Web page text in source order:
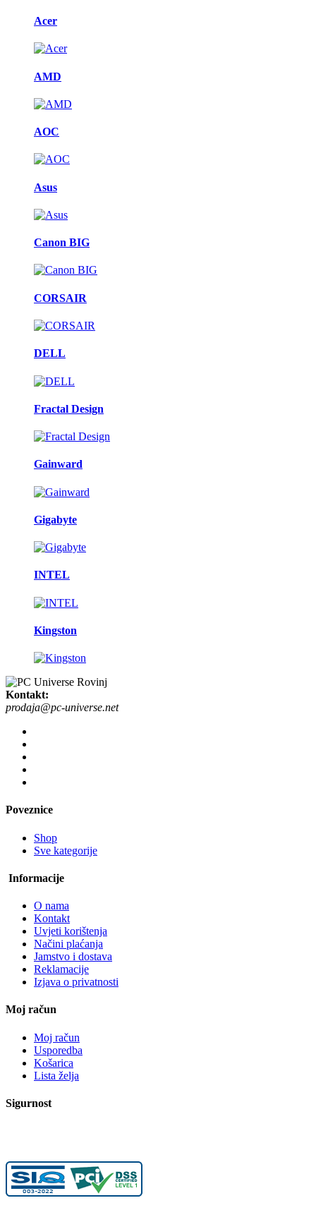
Acer
AMD
AOC
Asus
Canon BIG
CORSAIR
DELL
Fractal Design
Gainward
Gigabyte
INTEL
Kingston
Kontakt:
prodaja@pc-universe.net
Poveznice
Shop
Sve kategorije
Informacije
O nama
Kontakt
Uvjeti korištenja
Načini plaćanja
Jamstvo i dostava
Reklamacije
Izjava o privatnosti
Moj račun
Moj račun
Usporedba
Košarica
Lista želja
Sigurnost